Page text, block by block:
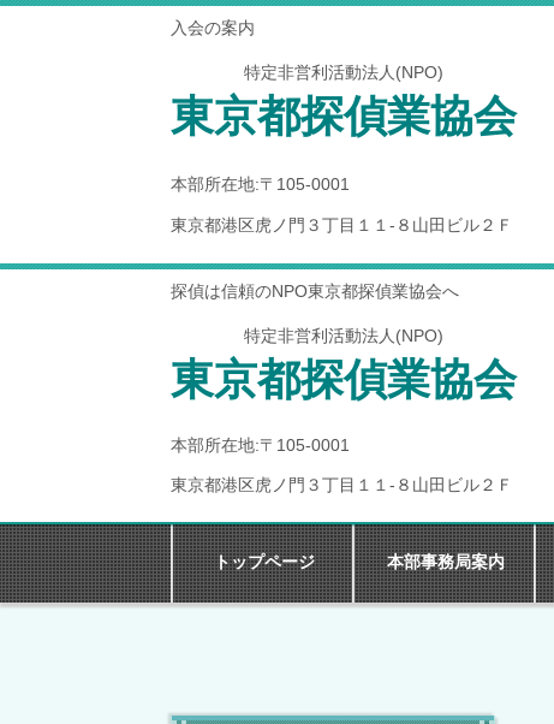
入会の案内
特定非営利活動法人(NPO)
東京都探偵業協会
本部所在地:〒105-0001
東京都港区虎ノ門３丁目１１-８山田ビル２Ｆ
探偵は信頼のNPO東京都探偵業協会へ
特定非営利活動法人(NPO)
東京都探偵業協会
本部所在地:〒105-0001
東京都港区虎ノ門３丁目１１-８山田ビル２Ｆ
トップページ 本部事務局案内